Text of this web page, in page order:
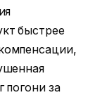
быстрее
погони за